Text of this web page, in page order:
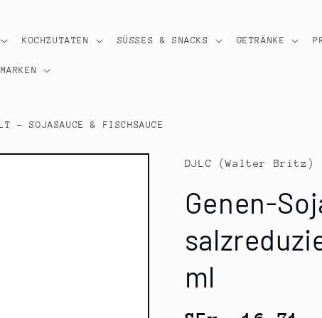
KOCHZUTATEN SÜSSES & SNACKS GETRÄNKE
- SOJASAUCE & FISCHSAUCE
DJLC (Walter Britz)
Genen-
ml
Normaler